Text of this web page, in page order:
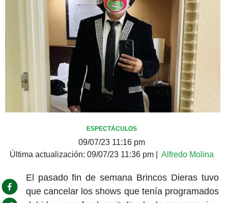
ESPECTÁCULOS
09/07/23 11:16 pm
Última actualización: 09/07/23 11:36 pm| Alfredo Molina
El pasado fin de semana Brincos Dieras tuvo
que cancelar los shows que tenía programados